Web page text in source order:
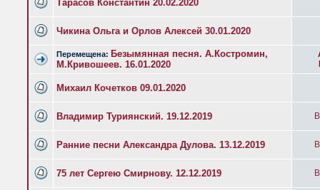
Тарасов Константин 20.02.2020
Чикина Ольга и Орлов Алексей 30.01.2020
Перемещена: Безымянная песня. А.Костромин,
М.Кривошеев. 16.01.2020
Михаил Кочетков 09.01.2020
Владимир Туриянский. 19.12.2019
Ранние песни Александра Дулова. 13.12.2019
75 лет Сергею Смирнову. 12.12.2019